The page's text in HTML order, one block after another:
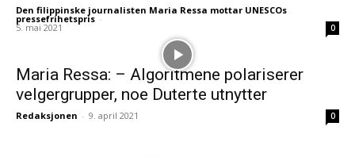
Den filippinske journalisten Maria Ressa mottar UNESCOs
pressefrihetspris -
5. mai 2021 0
Maria Ressa: – Algoritmene polariserer
velgergrupper, noe Duterte utnytter
Redaksjonen - 9. april 2021 0